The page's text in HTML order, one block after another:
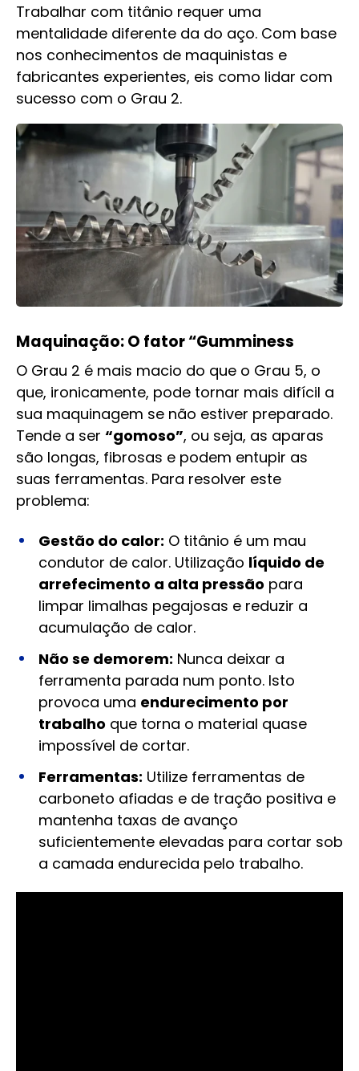
Trabalhar com titânio requer uma
mentalidade diferente da do aço. Com base
nos conhecimentos de maquinistas e
fabricantes experientes, eis como lidar com
sucesso com o Grau 2.
Maquinação: O fator “Gumminess
O Grau 2 é mais macio do que o Grau 5, o
que, ironicamente, pode tornar mais difícil a
sua maquinagem se não estiver preparado.
Tende a ser “gomoso”, ou seja, as aparas
são longas, fibrosas e podem entupir as
suas ferramentas. Para resolver este
problema:
Gestão do calor: O titânio é um mau
condutor de calor. Utilização líquido de
arrefecimento a alta pressão para
limpar limalhas pegajosas e reduzir a
acumulação de calor.
Não se demorem: Nunca deixar a
ferramenta parada num ponto. Isto
provoca uma endurecimento por
trabalho que torna o material quase
impossível de cortar.
Ferramentas: Utilize ferramentas de
carboneto afiadas e de tração positiva e
mantenha taxas de avanço
suficientemente elevadas para cortar sob
a camada endurecida pelo trabalho.